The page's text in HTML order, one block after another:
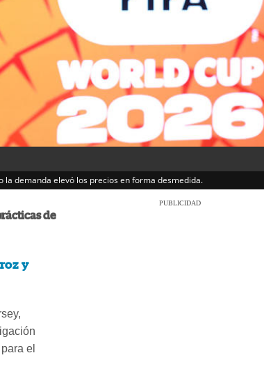
la demanda elevó los precios en forma desmedida.
de
y
el
PUBLICIDAD